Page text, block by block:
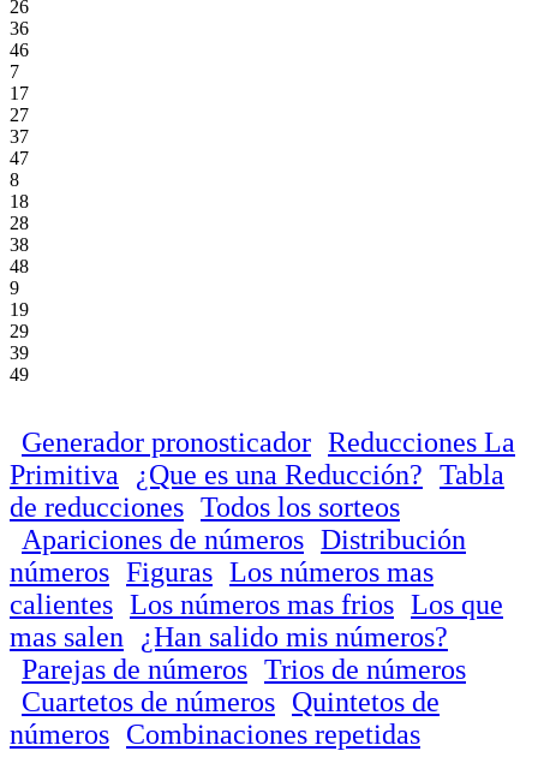
26
36
46
7
17
27
37
47
8
18
28
38
48
9
19
29
39
49
Generador pronosticador Reducciones La
Primitiva
¿Que es una Reducción? Tabla
de reducciones Todos los sorteos
Apariciones de números Distribución
números Figuras Los números mas
calientes Los números mas frios Los que
mas salen
¿Han salido mis números?
Parejas de números Trios de números
Cuartetos de números Quintetos de
números Combinaciones repetidas